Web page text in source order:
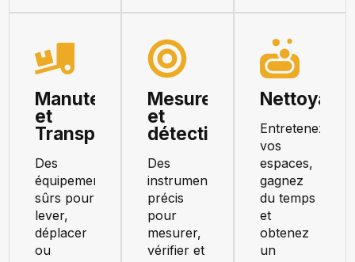
Manutention
et
Transport
Des
équipements
sûrs pour
lever,
déplacer
ou
Mesure
et
détection
Des
instruments
précis
pour
mesurer,
vérifier et
Nettoyage
Entretenez
vos
espaces,
gagnez
du temps
et
obtenez
un